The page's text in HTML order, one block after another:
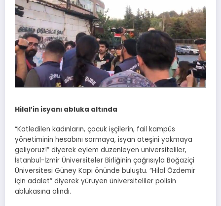
Hilal’in isyanı abluka altında
“Katledilen kadınların, çocuk işçilerin, fail kampüs
yönetiminin hesabını sormaya, isyan ateşini yakmaya
geliyoruz!” diyerek eylem düzenleyen üniversiteliler,
İstanbul-İzmir Üniversiteler Birliğinin çağrısıyla Boğaziçi
Üniversitesi Güney Kapı önünde buluştu. “Hilal Özdemir
için adalet” diyerek yürüyen üniversiteliler polisin
ablukasına alındı.